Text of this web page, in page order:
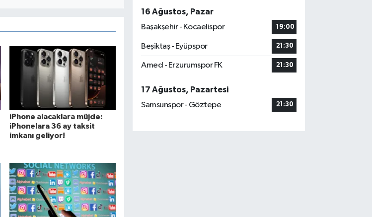
iPhone alacaklara müjde:
iPhonelara 36 ay taksit
imkanı geliyor!
16 Ağustos, Pazar
Başakşehir - Kocaelispor
19:00
Beşiktaş - Eyüpspor 21:30
Amed - Erzurumspor FK 21:30
17 Ağustos, Pazartesi
Samsunspor - Göztepe
21:30